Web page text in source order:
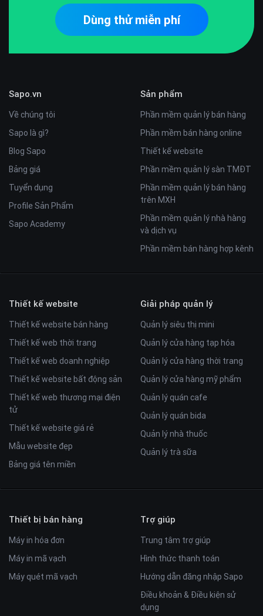
Dùng thử miễn phí
Sapo.vn
Về chúng tôi
Sapo là gì?
Blog Sapo
Bảng giá
Tuyển dụng
Profile Sản Phẩm
Sapo Academy
Sản phẩm
Phần mềm quản lý bán hàng
Phần mềm bán hàng online
Thiết kế website
Phần mềm quản lý sàn TMĐT
Phần mềm quản lý bán hàng
trên MXH
Phần mềm quản lý nhà hàng
và dịch vụ
Phần mềm bán hàng hợp kênh
Thiết kế website
Thiết kế website bán hàng
Thiết kế web thời trang
Thiết kế web doanh nghiệp
Thiết kế website bất động sản
Thiết kế web thương mại điện
tử
Thiết kế website giá rẻ
Mẫu website đẹp
Bảng giá tên miền
Giải pháp quản lý
Quản lý siêu thị mini
Quản lý cửa hàng tạp hóa
Quản lý cửa hàng thời trang
Quản lý cửa hàng mỹ phẩm
Quản lý quán cafe
Quản lý quán bida
Quản lý nhà thuốc
Quản lý trà sữa
Thiết bị bán hàng
Máy in hóa đơn
Máy in mã vạch
Máy quét mã vạch
Trợ giúp
Trung tâm trợ giúp
Hình thức thanh toán
Hướng dẫn đăng nhập Sapo
Điều khoản & Điều kiện sử
dụng